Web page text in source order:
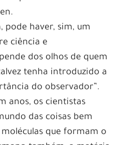
pode haver, sim, um
ciência e
dos olhos de quem
tenha introduzido a
do observador”.
anos, os cientistas
das coisas bem
que formam o